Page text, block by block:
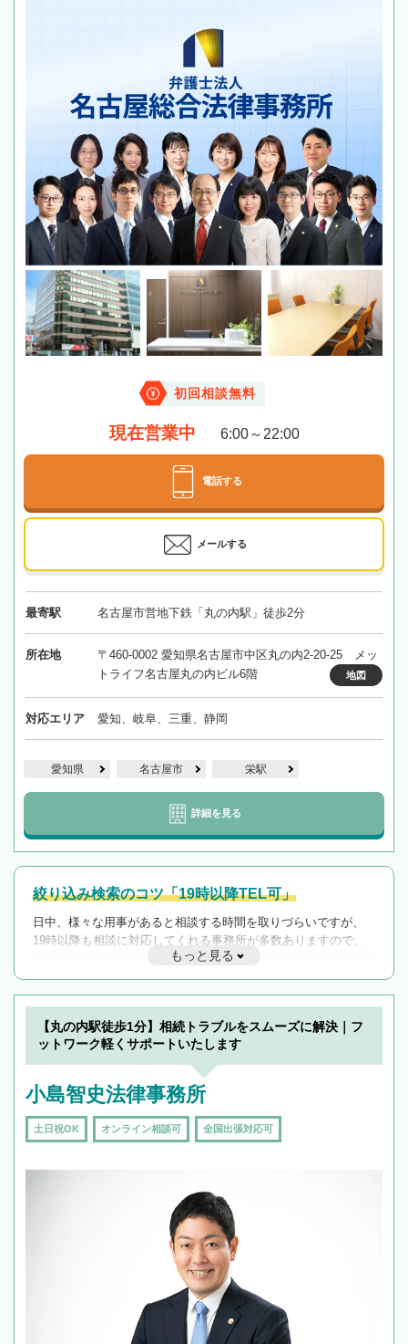
初回相談無料
現在営業中 6:00～22:00
電話する
メールする
最寄駅 名古屋市営地下鉄「丸の内駅」徒歩2分
所在地
〒460-0002 愛知県名古屋市中区丸の内2-20-25 メッ
トライフ名古屋丸の内ビル6階
地図
対応エリア 愛知、岐阜、三重、静岡
愛知県 名古屋市 栄駅
詳細を見る
絞り込み検索のコツ「19時以降TEL可」
日中、様々な用事があると相談する時間を取りづらいですが、
19時以降も相談に対応してくれる事務所が多数ありますので、
遅い時間の相談が増えそうな場合はそのような事務所に絞り込
んで検索してみましょう。
19時以降TEL可の条件
を加えて再検索
もっと見る
【丸の内駅徒歩1分】相続トラブルをスムーズに解決｜フ
ットワーク軽くサポートいたします
小島智史法律事務所
土日祝OK オンライン相談可 全国出張対応可